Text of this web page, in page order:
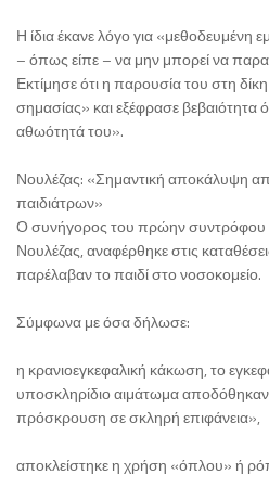
Η ίδια έκανε λόγο για
– όπως είπε – να μην μπορεί να
Εκτίμησε ότι η παρουσία του στη
σημασίας» και εξέφρασε βεβαιότητα
αθωότητά του».
Νουλέζας: «Σημαντική αποκάλυψη
παιδιάτρων»
Ο συνήγορος του πρώην συντρόφου
Νουλέζας, αναφέρθηκε στις
παρέλαβαν το παιδί στο νοσοκομείο.
Σύμφωνα με όσα δήλωσε:
η κρανιοεγκεφαλική κάκωση, το
υποσκληρίδιο αιμάτωμα
πρόσκρουση σε σκληρή επιφάνεια»,
αποκλείστηκε η χρήση «όπλου» ή